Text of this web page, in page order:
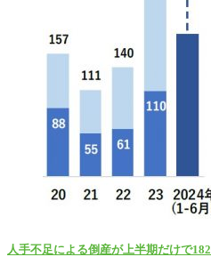
人手不足による倒産が上半期だけで